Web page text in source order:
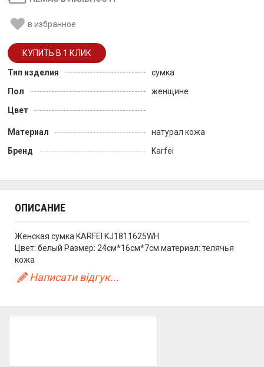
в избранное
Тип изделия
сумка
Пол
женщине
Цвет
Материал
натурал кожа
Бренд
Karfei
ОПИСАНИЕ
Женская сумка KARFEI KJ1811625WH
Цвет: белый Размер: 24см*16см*7см материал: телячья
кожа
Написати відгук...